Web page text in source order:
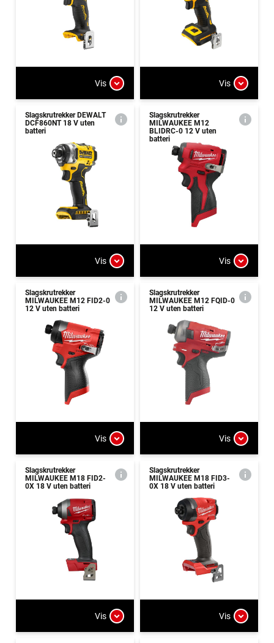
Vis Vis
Slagskrutrekker DEWALT
DCF860NT 18 V uten
batteri
Vis
Slagskrutrekker
MILWAUKEE M12
BLIDRC-0 12 V uten
batteri
Vis
Slagskrutrekker
MILWAUKEE M12 FID2-0
12 V uten batteri
Vis
Slagskrutrekker
MILWAUKEE M12 FQID-0
12 V uten batteri
Vis
Slagskrutrekker
MILWAUKEE M18 FID2-
0X 18 V uten batteri
Vis
Slagskrutrekker
MILWAUKEE M18 FID3-
0X 18 V uten batteri
Vis